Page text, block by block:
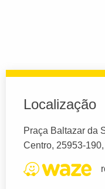
Localização
Praça Baltazar da
Centro, 25953-